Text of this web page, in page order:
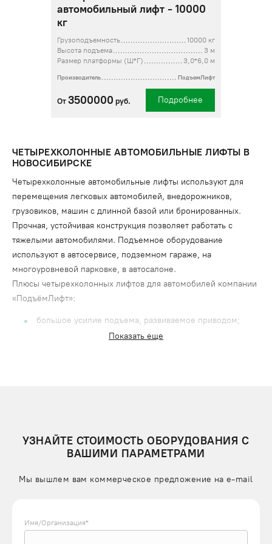
автомобильный лифт - 10000
кг
Грузоподъемность
10000 кг
Высота подъема
3 м
Размер платформы (Ш*Г)
3,0*6,0 м
Производитель ПодъемЛифт
От 3500000 руб. Подробнее
ЧЕТЫРЕХКОЛОННЫЕ АВТОМОБИЛЬНЫЕ ЛИФТЫ В
НОВОСИБИРСКЕ
Четырехколонные автомобильные лифты используют для
перемещения легковых автомобилей, внедорожников,
грузовиков, машин с длинной базой или бронированных.
Прочная, устойчивая конструкция позволяет работать с
тяжелыми автомобилями. Подъемное оборудование
используют в автосервисе, подземном гараже, на
многоуровневой парковке, в автосалоне.
Плюсы четырехколонных лифтов для автомобилей компании
«ПодъёмЛифт»:
большое усилие подъема, развиваемое приводом;
просторная площадка обеспечивает свободное
точной остановкой на нужном уровне, удерживать их на
УСТРОЙСТВО ЧЕТЫРЕХКОЛОННЫХ АВТОМОБИЛЬНЫХ
закрепленных на фундаменте. Между ними расположена
Показать еще
УЗНАЙТЕ СТОИМОСТЬ ОБОРУДОВАНИЯ С
ВАШИМИ ПАРАМЕТРАМИ
Мы вышлем вам коммерческое предложение на e-mail
Имя/Организация*